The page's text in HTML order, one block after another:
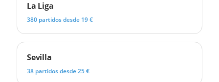
La Liga
380 partidos desde 19 €
Sevilla
38 partidos desde 25 €